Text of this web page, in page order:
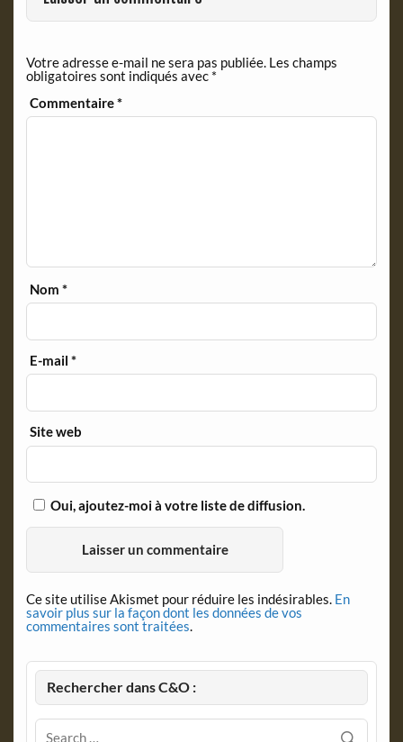
k
e
d
l
y
Votre adresse e-mail ne sera pas publiée. Les champs
obligatoires sont indiqués avec *
Commentaire*
Nom*
E-mail*
Site web
Oui, ajoutez-moi à votre liste de diffusion.
Ce site utilise Akismet pour réduire les indésirables. En
savoir plus sur la façon dont les données de vos
commentaires sont traitées.
Rechercher dans C&O :